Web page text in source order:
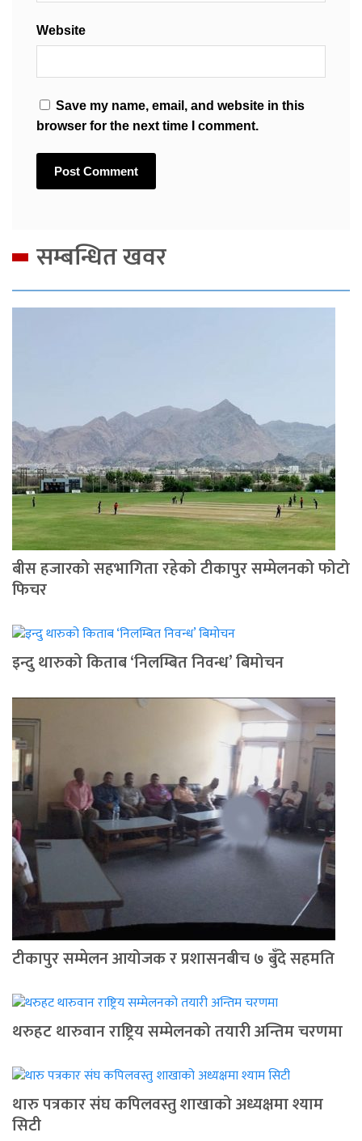
Website
Save my name, email, and website in this
browser for the next time I comment.
सम्बन्धित खवर
बीस हजारको सहभागिता रहेको टीकापुर सम्मेलनको फोटो
फिचर
इन्दु थारुको किताब ‘निलम्बित निवन्ध’ बिमोचन
टीकापुर सम्मेलन आयोजक र प्रशासनबीच ७ बुँदे सहमति
थरुहट थारुवान राष्ट्रिय सम्मेलनको तयारी अन्तिम चरणमा
थारु पत्रकार संघ कपिलवस्तु शाखाको अध्यक्षमा श्याम
सिटी